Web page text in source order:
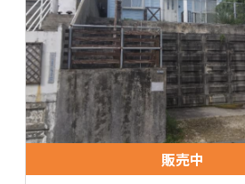
販売中